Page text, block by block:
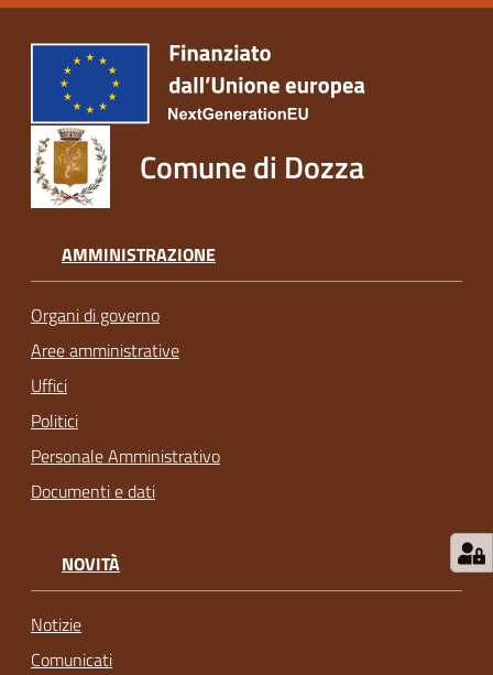
su
Comune di Dozza
AMMINISTRAZIONE
Organi di governo
Aree amministrative
Uffici
Politici
Personale Amministrativo
Documenti e dati
NOVITÀ
Notizie
Comunicati